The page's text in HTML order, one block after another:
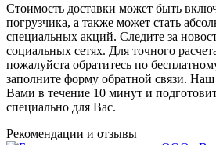
Стоимость доставки может быть
погрузчика, а также может стать
специальных акций. Следите за
социальных сетях. Для точного
пожалуйста обратитесь по
заполните форму обратной связи. Наш
Вами в течение 10 минут и
специально для Вас.
Рекомендации и отзывы